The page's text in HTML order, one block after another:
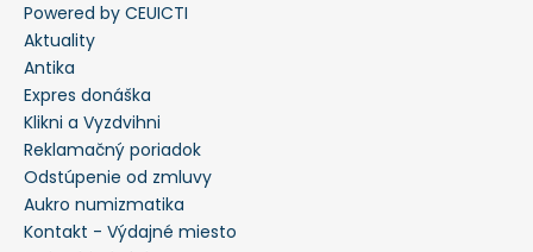
Powered by CEUICTI
Aktuality
Antika
Expres donáška
Klikni a Vyzdvihni
Reklamačný poriadok
Odstúpenie od zmluvy
Aukro numizmatika
Kontakt - Výdajné miesto